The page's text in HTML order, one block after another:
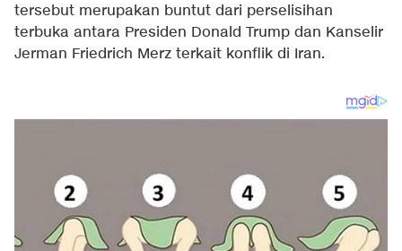
tersebut merupakan buntut dari perselisihan
terbuka antara Presiden Donald Trump dan Kanselir
Jerman Friedrich Merz terkait konflik di Iran.